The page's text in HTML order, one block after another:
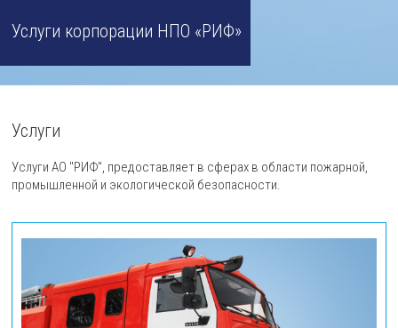
Услуги корпорации НПО «РИФ»
Услуги
Услуги АО "РИФ", предоставляет в сферах в области пожарной,
промышленной и экологической безопасности.